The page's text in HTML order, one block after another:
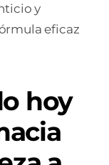
y
eficaz
hoy